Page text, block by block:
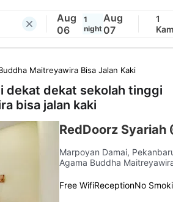
Aug
06
1
night
Aug
07
1
Maitreyawira Bisa Jalan Kaki
dekatdekat sekolah tinggi
bisa jalan kaki
RedDoorz Syariah
Marpoyan Damai,
Agama Buddha
Free WifiReceptionNo